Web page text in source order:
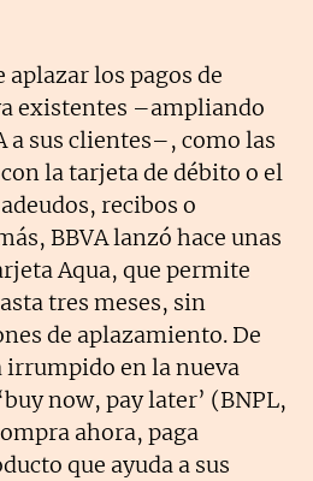
aplazar los pagos de
existentes –ampliando
a sus clientes–, como las
la tarjeta de débito o el
recibos o
BBVA lanzó hace unas
Aqua, que permite
tres meses, sin
de aplazamiento. De
irrumpido en la nueva
now, pay later’ (BNPL,
ahora, paga
que ayuda a sus